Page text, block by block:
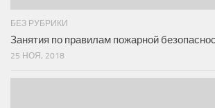
БЕЗ РУБРИКИ
Занятия по правилам пожарной
25 НОЯ, 2018